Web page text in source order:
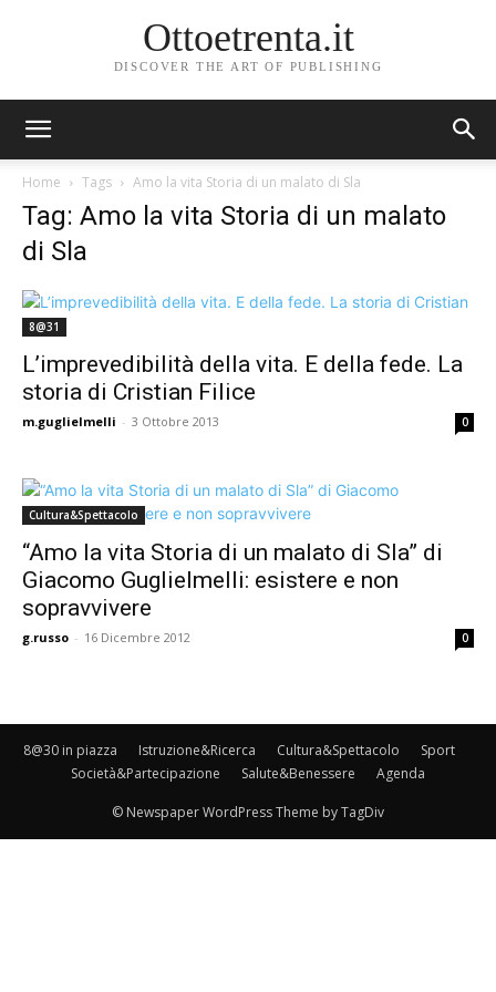
Ottoetrenta.it
DISCOVER THE ART OF PUBLISHING
Home Tags Amo la vita Storia di un malato di Sla
Tag: Amo la vita Storia di un malato
di Sla
8@31
L’imprevedibilità della vita. E della fede. La
storia di Cristian Filice
m.guglielmelli - 3 Ottobre 2013 0
Cultura&Spettacolo
“Amo la vita Storia di un malato di Sla” di
Giacomo Guglielmelli: esistere e non
sopravvivere
g.russo - 16 Dicembre 2012 0
8@30 in piazza Istruzione&Ricerca Cultura&Spettacolo
Sport
Società&Partecipazione
Salute&Benessere Agenda
© Newspaper WordPress Theme by TagDiv